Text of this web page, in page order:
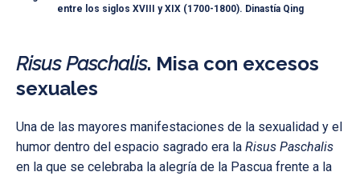
entre los siglos XVIII y XIX (1700-1800). Dinastía Qing
Risus Paschalis. Misa con excesos
sexuales
Una de las mayores manifestaciones de la sexualidad y el
humor dentro del espacio sagrado era la Risus Paschalis
en la que se celebraba la alegría de la Pascua frente a la